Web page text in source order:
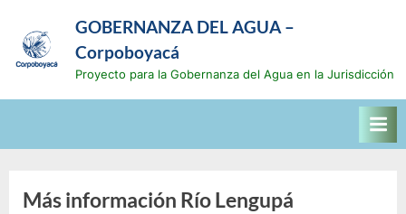
contenido
GOBERNANZA DEL AGUA –
Corpoboyacá
Proyecto para la Gobernanza del Agua en la Jurisdicción
Más información Río Lengupá